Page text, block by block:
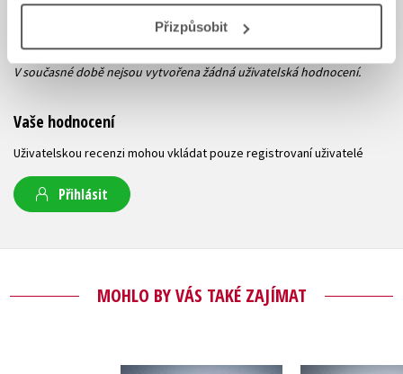
Přizpůsobit
HODNOCENÍ ČTENÁŘŮ
V současné době nejsou vytvořena žádná uživatelská hodnocení.
Vaše hodnocení
Uživatelskou recenzi mohou vkládat pouze registrovaní uživatelé
Přihlásit
MOHLO BY VÁS TAKÉ ZAJÍMAT